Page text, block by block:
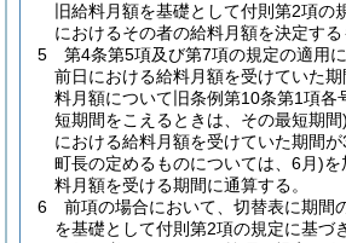
旧給料月額を基礎として付則第2項の
におけるその者の給料月額を決定する
5
第4条第5項及び第7項の規定の適用
前日における給料月額を受けていた期
料月額について旧条例第10条第1項各
短期間をこえるときは、その最短期間)
における給料月額を受けていた期間
町長の定めるものについては、6月)を
料月額を受ける期間に通算する。
6
前項の場合において、切替表に期間
を基礎として付則第2項の規定に基づ